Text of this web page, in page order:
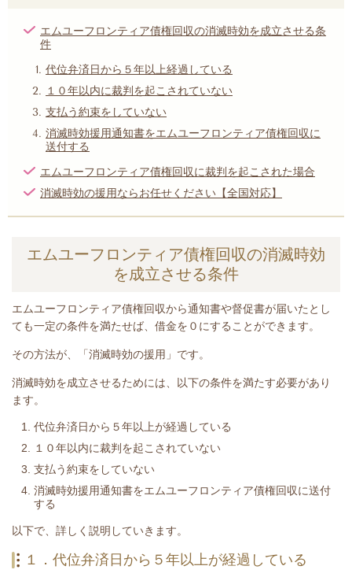
エムユーフロンティア債権回収の消滅時効を成立させる条
件
代位弁済日から５年以上経過している
１０年以内に裁判を起こされていない
支払う約束をしていない
消滅時効援用通知書をエムユーフロンティア債権回収に
送付する
エムユーフロンティア債権回収に裁判を起こされた場合
消滅時効の援用ならお任せください【全国対応】
エムユーフロンティア債権回収の消滅時効
を成立させる条件
エムユーフロンティア債権回収から通知書や督促書が届いたとし
て も一定の条件を満たせば、借金を０にすることができます。
その方法が、「消滅時効の援用」です。
消滅時効を成立させるためには、以下の条件を満たす必要があり
ます。
代位弁済日から５年以上が経過している
１０年以内に裁判を起こされていない
支払う約束をしていない
消滅時効援用通知書をエムユーフロンティア債権回収に送付
する
​以下で、詳しく説明していきます。
１．代位弁済日から５年以上が経過している